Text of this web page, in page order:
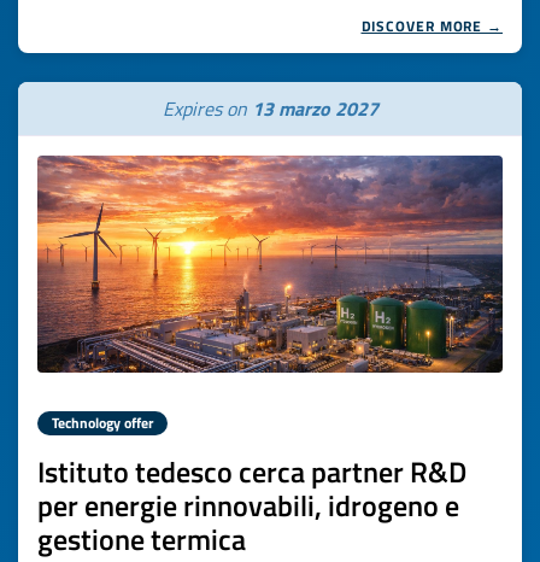
DISCOVER MORE →
Expires on 13 marzo 2027
Technology offer
Istituto tedesco cerca partner R&D
per energie rinnovabili, idrogeno e
gestione termica